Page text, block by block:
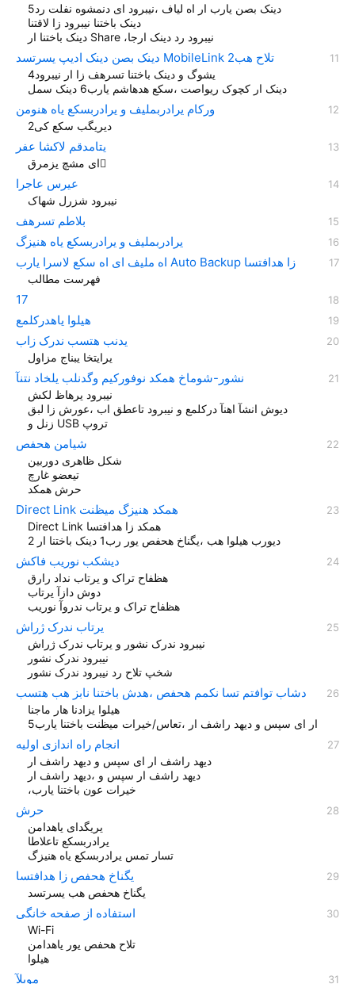
دينک بصن یارب ار اه لیاف ،نیبرود ای دنمشوه نفلت رد5
دینک باختنا نیبرود زا لاقتنا
دینک باختنا ار Share ،نیبرود رد دينک ارجا
دينک بصن دینک ادیپ یسرتسد MobileLink تلاح هب2
یشوگ و دینک باختنا تسرهف زا ار نیبرود4
دینک ار کچوک ریواصت ،سکع هدهاشم یارب6 دینک سمل
ورکام یرادربملیف و یرادربسکع یاه هنومن
دیریگب سکع کی2
یتامدقم لاکشا عفر
ای مشچ یزمرق ً
عیرس عاجرا
نیبرود شزرل شهاک
بلاطم تسرهف
یرادربملیف و یرادربسکع یاه هنیزگ
اه ملیف ای اه سکع لاسرا یارب Auto Backup زا هدافتسا
17
هیلوا یاهدرکلمع
یدنب هتسب ندرک زاب
یرايتخا یبناج مزاول
نشور-شوماخ همکد نوفورکیم وگدنلب یلخاد نتنآ
نیبرود یرهاظ لکش
دیوش انشآ اهنآ درکلمع و نیبرود تاعطق اب ،عورش زا لبق
زنل و USB تروپ
شيامن هحفص
شکل ظاهری دوربین
تیعضو غارچ
حرش همکد
Direct Link همکد هنیزگ میظنت
Direct Link همکد زا هدافتسا
دیورب هیلوا هب ،یگناخ هحفص یور رب1 دينک باختنا ار 2
دیشکب نوریب فاکش
هظفاح تراک و یرتاب نداد رارق
دوش دازآ یرتاب
هظفاح تراک و یرتاب ندروآ نوریب
یرتاب ندرک ژراش
نیبرود ندرک نشور و یرتاب ندرک ژراش
نیبرود ندرک نشور
شخپ تلاح رد نیبرود ندرک نشور
دشاب توافتم تسا نکمم هحفص ،هدش باختنا نابز هب هتسب
هیلوا یزادنا هار ماجنا
ار ای سپس و دیهد راشف ار ،تعاس/خیرات میظنت باختنا یارب5
انجام راه اندازی اولیه
دیهد راشف ار ای سپس و دیهد راشف ار
دیهد راشف ار سپس و ،دیهد راشف ار
،خیرات عون باختنا یارب
حرش
یریگدای یاهدامن
یرادربسکع تاعلاطا
تسار تمس یرادربسکع یاه هنیزگ
یگناخ هحفص زا هدافتسا
یگناخ هحفص هب یسرتسد
استفاده از صفحه خانگی
Wi-Fi
تلاح هحفص یور یاهدامن
هیلوا
موبلآ